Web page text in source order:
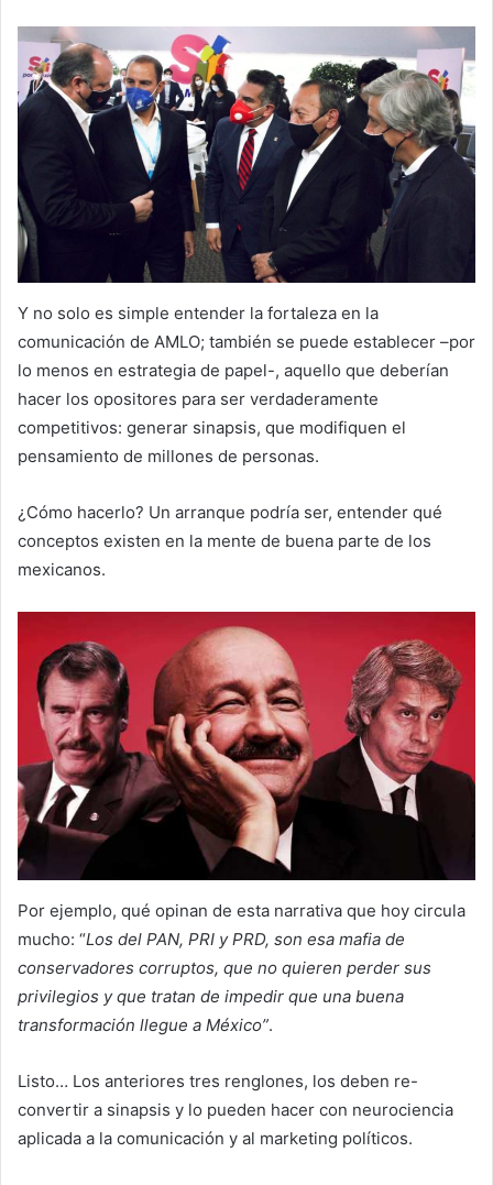
Y no solo es simple entender la fortaleza en la
comunicación de AMLO; también se puede establecer –por
lo menos en estrategia de papel-, aquello que deberían
hacer los opositores para ser verdaderamente
competitivos: generar sinapsis, que modifiquen el
pensamiento de millones de personas.
¿Cómo hacerlo? Un arranque podría ser, entender qué
conceptos existen en la mente de buena parte de los
mexicanos.
Por ejemplo, qué opinan de esta narrativa que hoy circula
mucho: “Los del PAN, PRI y PRD, son esa mafia de
conservadores corruptos, que no quieren perder sus
privilegios y que tratan de impedir que una buena
transformación llegue a México”.
Listo… Los anteriores tres renglones, los deben re-
convertir a sinapsis y lo pueden hacer con neurociencia
aplicada a la comunicación y al marketing políticos.